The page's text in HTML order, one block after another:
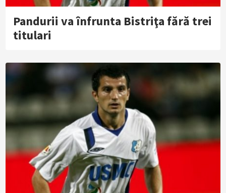
Pandurii va înfrunta Bistriţa fără trei
titulari